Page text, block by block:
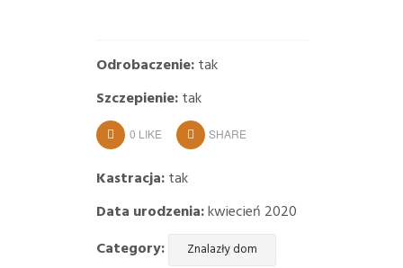
Odrobaczenie:tak
Szczepienie:tak
0 LIKE SHARE
Kastracja:tak
Data urodzenia:kwiecień 2020
Category:
Znalazły dom